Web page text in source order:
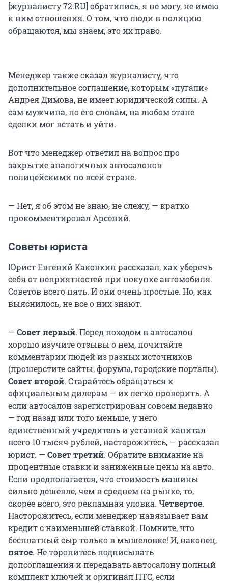
[журналисту 72.RU] обратились, я не могу, не имею
к ним отношения. О том, что люди в полицию
обращаются, мы знаем, это их право.
Менеджер также сказал журналисту, что
дополнительное соглашение, которым «пугали»
Андрея Димова, не имеет юридической силы. А
сам мужчина, по его словам, на любом этапе
сделки мог встать и уйти.
Вот что менеджер ответил на вопрос про
закрытие аналогичных автосалонов
полицейскими по всей стране.
— Нет, я об этом не знаю, не слежу, — кратко
прокомментировал Арсений.
Советы юриста
Юрист Евгений Каковкин рассказал, как уберечь
себя от неприятностей при покупке автомобиля.
Советов всего пять. И они очень простые. Но, как
выяснилось, не все о них знают.
— Совет первый. Перед походом в автосалон
хорошо изучите отзывы о нем, почитайте
комментарии людей из разных источников
(прошерстите сайты, форумы, городские порталы).
Совет второй. Старайтесь обращаться к
официальным дилерам — их легко проверить. А
если автосалон зарегистрирован совсем недавно
— год назад или того меньше, у него
единственный учредитель и уставной капитал
всего 10 тысяч рублей, насторожитесь, — рассказал
юрист. — Совет третий. Обратите внимание на
процентные ставки и заниженные цены на авто.
Если предполагается, что стоимость машины
сильно дешевле, чем в среднем на рынке, то,
скорее всего, это рекламная уловка. Четвертое.
Насторожитесь, если менеджер навязывает вам
кредит с наименьшей ставкой. Помните, что
бесплатный сыр только в мышеловке! И, наконец,
пятое. Не торопитесь подписывать
допсоглашения и передавать автосалону полный
комплект ключей и оригинал ПТС, если